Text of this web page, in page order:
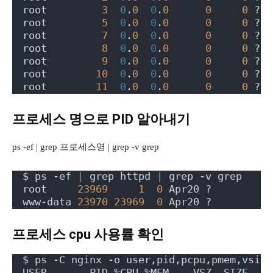
root 3 0 . 0 0 . 0 0 0 ?
root 5 0 . 0 0 . 0 0 0 ?
root 7 0 . 0 0 . 0 0 0 ?
root 8 0 . 0 0 . 0 0 0 ?
root 9 0 . 0 0 . 0 0 0 ?
root 10 0 . 0 0 . 0 0 0 ?
root 11 0 . 0 0 . 0 0 0 ?
프로세스 명으로 PID 알아내기
ps -ef | grep 프로세스명 | grep -v grep
$ ps -ef grep httpd
grep -v grep
root 23969 1 0 Apr20 ?
www-data 23970 23969 0 Apr20 ?
프로세스 cpu 사용률 확인
$ ps -C nginx -o